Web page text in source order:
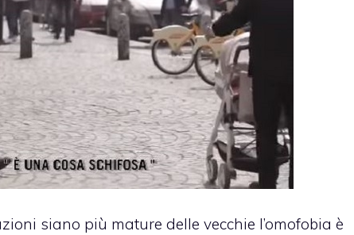
siano più mature delle vecchie l’omofobia è